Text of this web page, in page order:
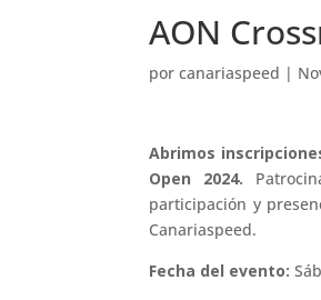
AON
porcanariaspeed |
Abrimos
Open 2024.
participación y
Canariaspeed.
Fecha del evento: